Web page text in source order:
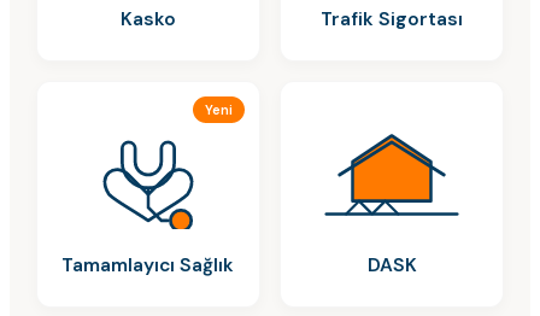
Kasko Trafik Sigortası
Yeni
Tamamlayıcı Sağlık DASK